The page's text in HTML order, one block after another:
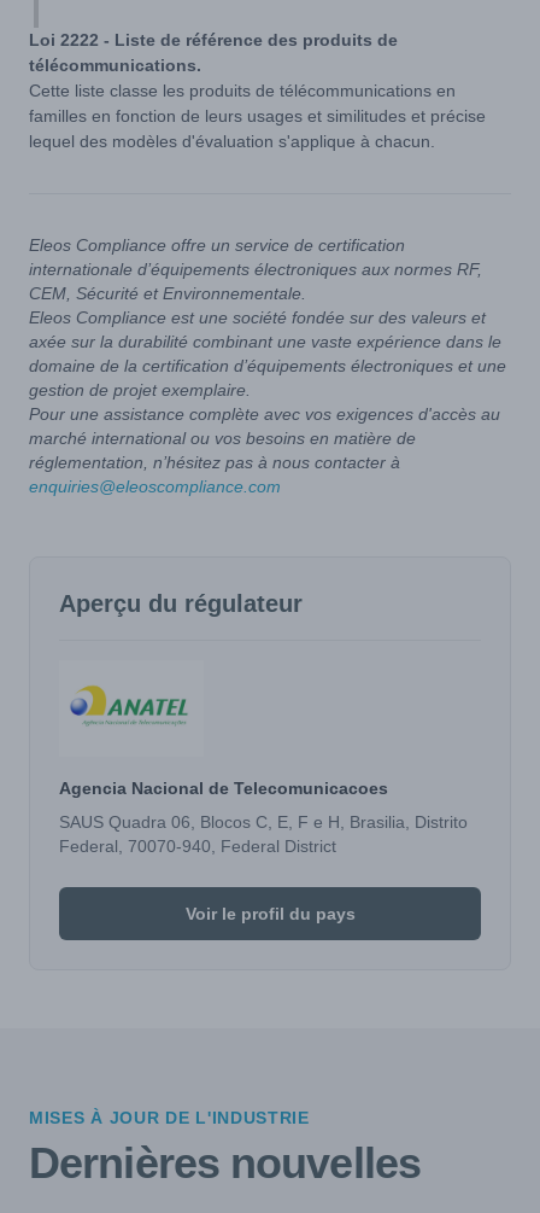
Loi 2222 - Liste de référence des produits de
télécommunications.
Cette liste classe les produits de télécommunications en
familles en fonction de leurs usages et similitudes et précise
lequel des modèles d'évaluation s'applique à chacun.
Eleos Compliance offre un service de certification
internationale d’équipements électroniques aux normes RF,
CEM, Sécurité et Environnementale.
Eleos Compliance est une société fondée sur des valeurs et
axée sur la durabilité combinant une vaste expérience dans le
domaine de la certification d’équipements électroniques et une
gestion de projet exemplaire.
Pour une assistance complète avec vos exigences d'accès au
marché international ou vos besoins en matière de
réglementation, n’hésitez pas à nous contacter à
enquiries@eleoscompliance.com
Aperçu du régulateur
Agencia Nacional de Telecomunicacoes
SAUS Quadra 06, Blocos C, E, F e H, Brasilia, Distrito
Federal, 70070-940, Federal District
Voir le profil du pays
MISES À JOUR DE L'INDUSTRIE
Dernières nouvelles